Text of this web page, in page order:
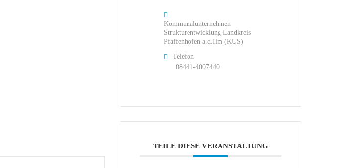
Kommunalunternehmen
Strukturentwicklung Landkreis
Pfaffenhofen a.d.Ilm (KUS)
Telefon
08441-4007440
TEILE DIESE VERANSTALTUNG